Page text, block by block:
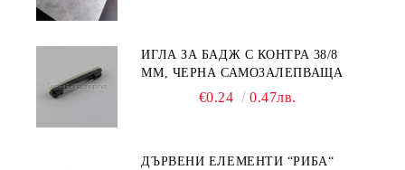
ИГЛА ЗА БАДЖ С КОНТРА 38/8
ММ, ЧЕРНА САМОЗАЛЕПВАЩА
€0.24 0.47лв.
ДЪРВЕНИ ЕЛЕМЕНТИ “РИБА“